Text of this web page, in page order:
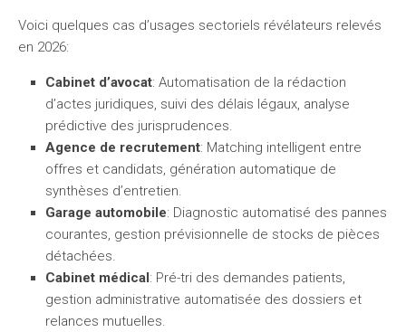
Voici quelques cas d’usages sectoriels révélateurs relevés
en 2026:
Cabinet d’avocat: Automatisation de la rédaction
d’actes juridiques, suivi des délais légaux, analyse
prédictive des jurisprudences.
Agence de recrutement: Matching intelligent entre
offres et candidats, génération automatique de
synthèses d’entretien.
Garage automobile: Diagnostic automatisé des pannes
courantes, gestion prévisionnelle de stocks de pièces
détachées.
Cabinet médical : Pré-tri des demandes patients,
gestion administrative automatisée des dossiers et
relances mutuelles.